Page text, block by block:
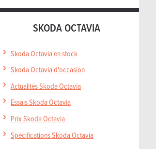
SKODA OCTAVIA
Skoda Octavia en stock
Skoda Octavia d'occasion
Actualités Skoda Octavia
Essais Skoda Octavia
Prix Skoda Octavia
Spécifications Skoda Octavia